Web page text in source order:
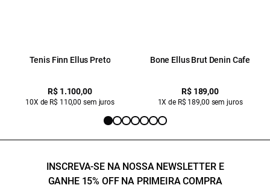
Tenis Finn Ellus Preto
R$ 1.100,00
10X de R$ 110,00 sem juros
Bone Ellus Brut Denin Cafe
R$ 189,00
1X de R$ 189,00 sem juros
INSCREVA-SE NA NOSSA NEWSLETTER E
GANHE 15% OFF NA PRIMEIRA COMPRA